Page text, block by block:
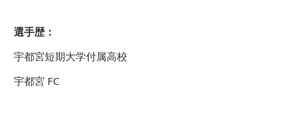
選手歴：
宇都宮短期大学付属高校
宇都宮 FC